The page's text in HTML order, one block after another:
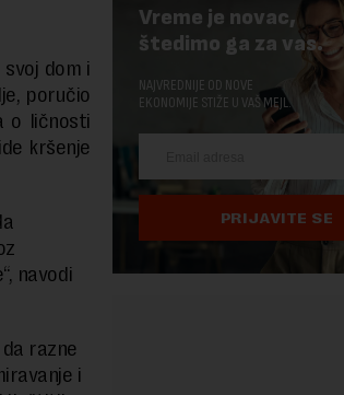
dom i
poručio
o ličnosti
kršenje
navodi
razne
i
Vreme je novac,
štedimo ga za vas.
NAJVREDNIJE OD NOVE
EKONOMIJE STIŽE U VAŠ MEJL.
PRIJAVITE SE